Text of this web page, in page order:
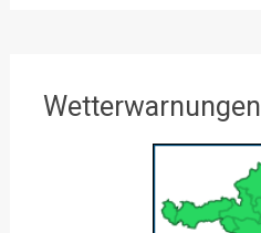
Wetterwarnungen